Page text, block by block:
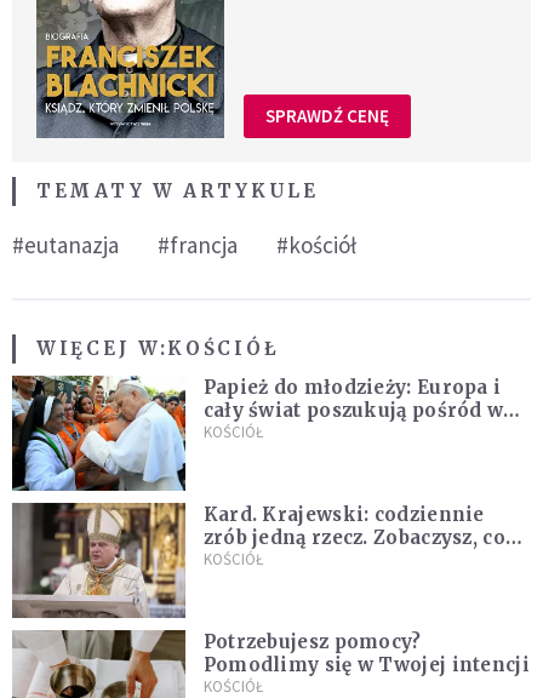
SPRAWDŹ CENĘ
TEMATY W ARTYKULE
#eutanazja #francja #kościół
WIĘCEJ W:KOŚCIÓŁ
Papież do młodzieży: Europa i
cały świat poszukują pośród was
nowych świętych
KOŚCIÓŁ
Kard. Krajewski: codziennie
zrób jedną rzecz. Zobaczysz, co
stanie się z twoim życiem
KOŚCIÓŁ
Potrzebujesz pomocy?
Pomodlimy się w Twojej intencji
KOŚCIÓŁ